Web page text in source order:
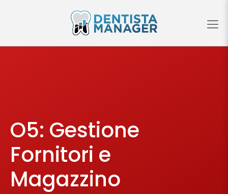
O5: Gestione
Fornitori e
Magazzino